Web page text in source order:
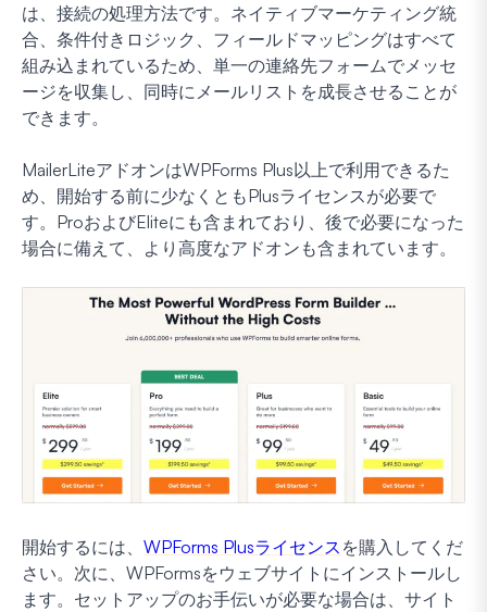
は、接続の処理方法です。ネイティブマーケティング統
合、条件付きロジック、フィールドマッピングはすべて
組み込まれているため、単一の連絡先フォームでメッセ
ージを収集し、同時にメールリストを成長させることが
できます。
MailerLiteアドオンはWPForms Plus以上で利用できるた
め、開始する前に少なくともPlusライセンスが必要で
す。ProおよびEliteにも含まれており、後で必要になった
場合に備えて、より高度なアドオンも含まれています。
開始するには、 WPForms Plusライセンス を購入してくだ
さい。次に、WPFormsをウェブサイトにインストールし
ます。セットアップのお手伝いが必要な場合は、サイト